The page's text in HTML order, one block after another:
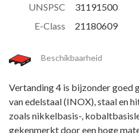
UNSPSC
31191500
E-Class
21180609
Beschikbaarheid
Vertanding 4 is bijzonder goed
van edelstaal (INOX), staal en
zoals nikkelbasis-,
gekenmerkt door een hoge